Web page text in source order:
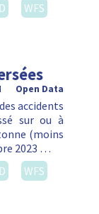
WFS
Open Data
accidents
sur ou à
(moins
2023 …
WFS